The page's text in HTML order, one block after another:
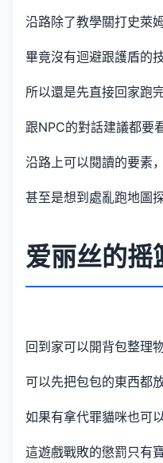
沿路除了教學關打史萊
畢竟沒有迴避跟護盾的
所以還是先直接回家跑
跟NPC的對話建議都要
沿路上可以閱讀的要素
甚至是想到處亂跑地圖
爱丽丝的摇
回到家可以開背包整理
可以先把包包的東西都
如果有拿代罪貓咪也可
這遊戲戰敗的懲罰只有